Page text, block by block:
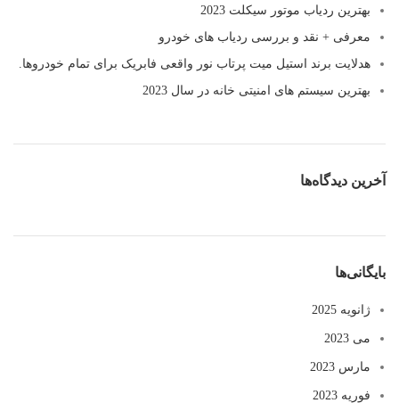
بهترین ردیاب موتور سیکلت 2023
معرفی + نقد و بررسی ردیاب های خودرو
هدلایت برند استیل میت پرتاب نور واقعی فابریک برای تمام خودروها.
بهترین سیستم های امنیتی خانه در سال 2023
آخرین دیدگاه‌ها
بایگانی‌ها
ژانویه 2025
می 2023
مارس 2023
فوریه 2023